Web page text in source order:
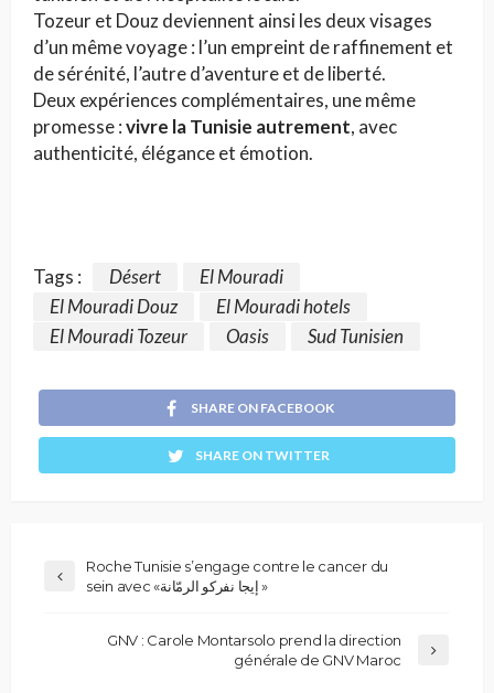
Tozeur et Douz deviennent ainsi les deux visages
d’un même voyage : l’un empreint de raffinement et
de sérénité, l’autre d’aventure et de liberté.
Deux expériences complémentaires, une même
promesse :vivre la Tunisie autrement, avec
authenticité, élégance et émotion.
Tags : Désert
El Mouradi
El Mouradi Douz
El Mouradi hotels
El Mouradi Tozeur
Oasis Sud Tunisien
SHARE ON FACEBOOK
SHARE ON TWITTER
Roche Tunisie s’engage contre le cancer du
sein avec «إيجا نفركو الرمّانة »
GNV : Carole Montarsolo prend la direction
générale de GNV Maroc